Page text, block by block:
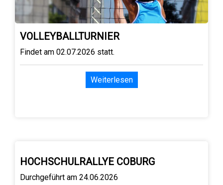
VOLLEYBALLTURNIER
Findet am 02.07.2026 statt.
Weiterlesen
HOCHSCHULRALLYE COBURG
Durchgeführt am 24.06.2026